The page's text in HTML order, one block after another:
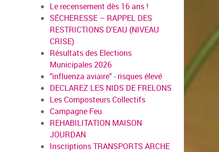
Le recensement dès 16 ans !
SÉCHERESSE – RAPPEL DES
RESTRICTIONS D'EAU (NIVEAU
CRISE)
Résultats des Elections
Municipales 2026
"influenza aviaire" - risques élevé
DECLAREZ LES NIDS DE FRELONS
Les Composteurs Collectifs
Campagne Feu
REHABILITATION MAISON
JOURDAN
Inscriptions TRANSPORTS ARCHE